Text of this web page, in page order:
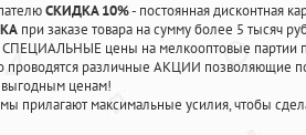
СКИДКА 10%- постоянная дисконтная
при заказе товара на сумму более 5 тысяч
цены на мелкооптовые партии
проводятся различные АКЦИИ позволяющие
ценам!
прилагают максимальные усилия, чтобы